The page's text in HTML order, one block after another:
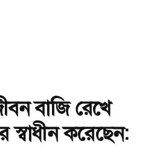
বাজি রেখে
করেছেন: